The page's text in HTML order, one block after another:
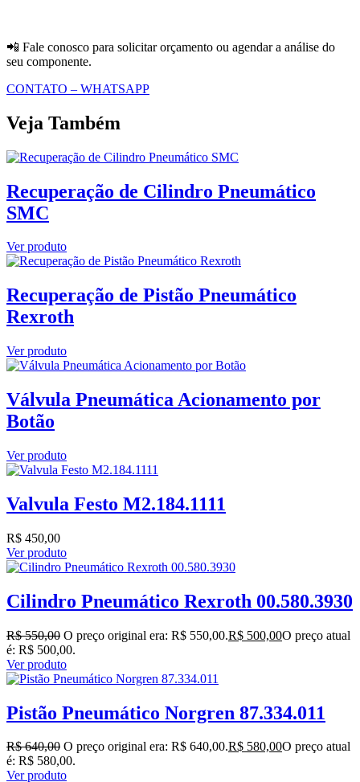
📲 Fale conosco para solicitar orçamento ou agendar a análise do
seu componente.
CONTATO – WHATSAPP
Veja Também
Recuperação de Cilindro Pneumático
SMC
Ver produto
Recuperação de Pistão Pneumático
Rexroth
Ver produto
Válvula Pneumática Acionamento por
Botão
Ver produto
Valvula Festo M2.184.1111
R$ 450,00
Ver produto
Cilindro Pneumático Rexroth 00.580.3930
R$550,00 O preço original era: R$ 550,00.R$ 500,00O preço atual
é: R$ 500,00.
Ver produto
Pistão Pneumático Norgren 87.334.011
R$640,00 O preço original era: R$ 640,00.R$ 580,00O preço atual
é: R$ 580,00.
Ver produto